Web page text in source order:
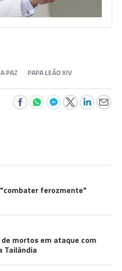
PAZ PAPA LEÃO XIV
ferozmente"
mortos em ataque com
Tailândia